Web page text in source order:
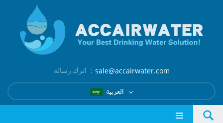
اترك رسالة ： sale@accairwater.com